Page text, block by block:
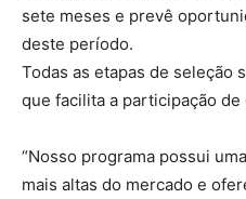
sete meses e prevê
deste período.
Todas as etapas de seleção
que facilita a participação
“Nosso programa possui
mais altas do mercado e